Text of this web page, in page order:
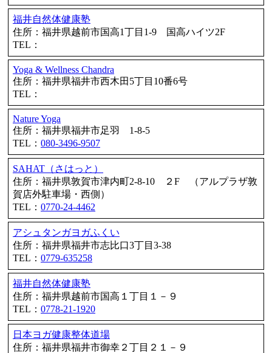
福井自然体健康塾
住所：福井県越前市国高1丁目1-9 国高ハイツ2F
TEL：
Yoga & Wellness Chandra
住所：福井県福井市西木田5丁目10番6号
TEL：
Nature Yoga
住所：福井県福井市足羽 1-8-5
TEL： 080-3496-9507
SAHAT（さはっと）
住所：福井県敦賀市津内町2-8-10 ２F （アルプラザ敦
賀店外駐車場・西側）
TEL： 0770-24-4462
アシュタンガヨガふくい
住所：福井県福井市志比口3丁目3-38
TEL： 0779-635258
福井自然体健康塾
住所：福井県越前市国高１丁目１－９
TEL： 0778-21-1920
日本ヨガ健康整体道場
住所：福井県福井市御幸２丁目２１－９